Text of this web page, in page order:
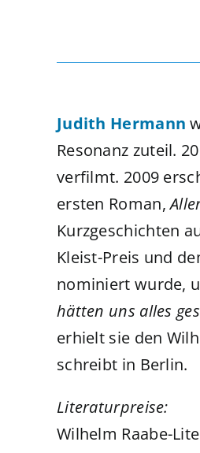
Judith Hermann
Resonanz zuteil.
verfilmt. 2009
ersten Roman,
Kurzgeschichten
Kleist-Preis und
nominiert wurde,
hätten uns alles
erhielt sie den
schreibt in Berlin.
Literaturpreise:
Wilhelm Raabe-